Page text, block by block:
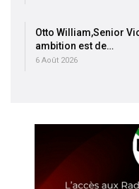
Otto William,Senior
ambition est de…
6 Août 2026